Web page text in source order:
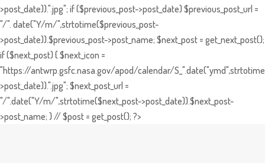
>post_date)).".jpg"; if ($previous_post->post_date) $previous_post_url =
"/". date("Y/m/",strtotime($previous_post-
>post_date)).$previous_post->post_name; $next_post = get_next_post();
if ($next_post) { $next_icon =
"https://antwrp.gsfc.nasa.gov/apod/calendar/
>post_date)).".jpg"; $next_post_url =
"/".date("Y/m/",strtotime($next_post->post_date)).$next_post-
>post_name; } // $post = get_post(); ?>